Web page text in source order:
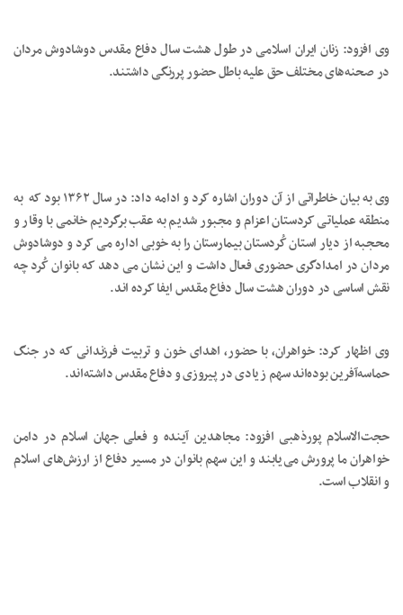
وی افزود: زنان ايران اسلامی در طول هشت سال دفاع مقدس دوشادوش مردان
در صحنه‌های مختلف حق عليه باطل حضور پررنگی داشتند.
وی به بیان خاطراتی از آن دوران اشاره کرد و ادامه داد: در سال ۱۳۶۲ بود که به
منطقه عملیاتی کردستان اعزام و مجبور شدیم به عقب برگردیم خانمی با وقار و
محجبه از دیار استان کُردستان بیمارستان را به خوبی اداره می کرد و دوشادوش
مردان در امدادگری حضوری فعال داشت و این نشان می دهد که بانوان کُرد چه
نقش اساسی در دوران هشت سال دفاع مقدس ایفا کرده اند.
وی اظهار کرد: خواهران، با حضور، اهدای خون و تربیت فرزندانی که در جنگ
حماسه‌آفرین بوده‌اند سهم زیادی در پیروزی و دفاع مقدس داشته‌اند.
حجت‌الاسلام پورذهبی افزود: مجاهدین آینده و فعلی جهان اسلام در دامن
خواهران ما پرورش می‌یابند و این سهم بانوان در مسیر دفاع از ارزش‌های اسلام
و انقلاب است.